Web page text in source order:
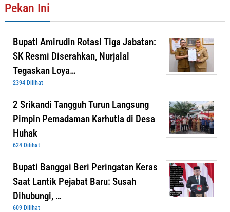
Pekan Ini
Bupati Amirudin Rotasi Tiga Jabatan:
SK Resmi Diserahkan, Nurjalal
Tegaskan Loya…
2394 Dilihat
2 Srikandi Tangguh Turun Langsung
Pimpin Pemadaman Karhutla di Desa
Huhak
624 Dilihat
Bupati Banggai Beri Peringatan Keras
Saat Lantik Pejabat Baru: Susah
Dihubungi, …
609 Dilihat